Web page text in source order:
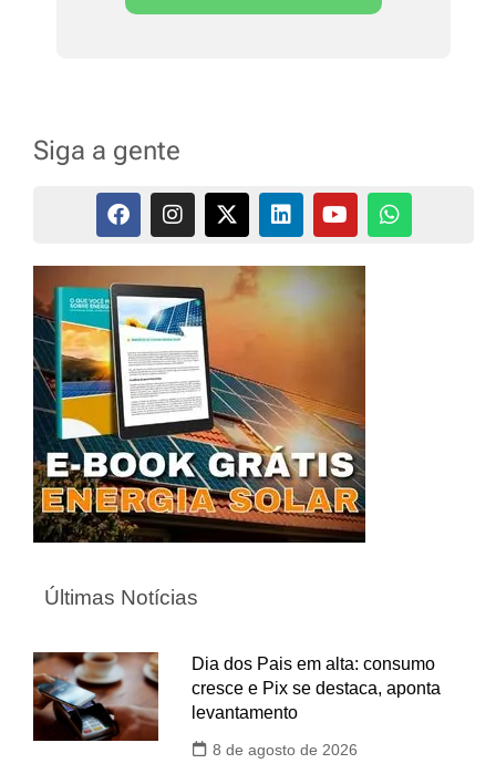
Siga a gente
Últimas Notícias
Dia dos Pais em alta: consumo
cresce e Pix se destaca, aponta
levantamento
8 de agosto de 2026